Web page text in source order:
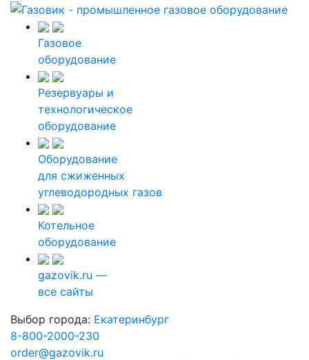
Газовое
оборудование
Резервуары и
технологическое
оборудование
Оборудование
для сжиженных
углеводородных газов
Котельное
оборудование
gazovik.ru —
все сайты
Выбор города: Екатеринбург
8-800-2000-230
order@gazovik.ru